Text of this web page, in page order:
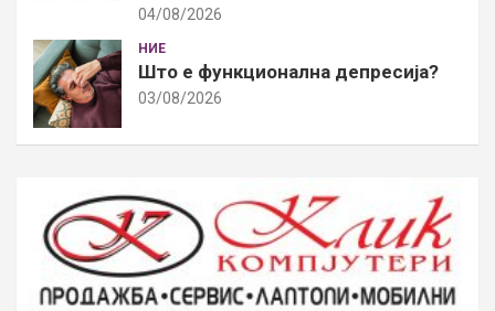
04/08/2026
НИЕ
Што е функционална депресија?
03/08/2026